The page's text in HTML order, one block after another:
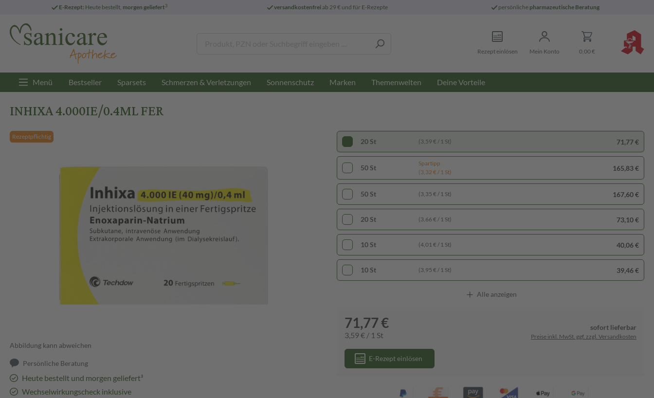
E-Rezept: Heute bestellt, morgen geliefert3 versandkostenfreiab 29 € und für E-Rezepte persönliche pharmazeutische Beratung
Rezept einlösen Mein Konto 0,00 €
Menü Bestseller Sparsets Schmerzen & Verletzungen Sonnenschutz Marken Themenwelten Deine Vorteile
INHIXA 4.000IE/0.4ML FER
Rezeptpflichtig
Abbildung kann abweichen
Persönliche Beratung
Heute bestellt und morgen geliefert³
Wechselwirkungscheck inklusive
50 St
Spartipp
(3,32 € / 1 St)
165,83 €
50 St (3,35 € / 1 St) 167,60 €
20 St (3,66 € / 1 St) 73,10 €
20 St (3,59 € / 1 St) 71,77 €
10 St (4,01 € / 1 St) 40,06 €
10 St (3,95 € / 1 St) 39,46 €
Alle anzeigen
71,77 €
3,59 € / 1 St
sofort lieferbar
Preise inkl. MwSt. ggf. zzgl. Versandkosten
E-Rezept einlösen